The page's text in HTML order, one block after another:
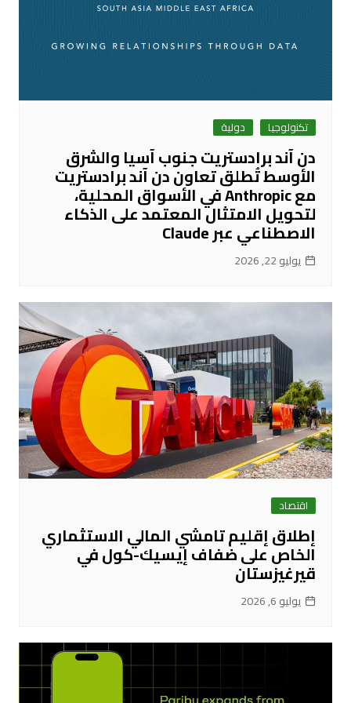
تكنولوجيا دولية
دن آند برادستريت جنوب آسيا والشرق
الأوسط تُطلق تعاون دن آند برادستريت
مع Anthropic في الأسواق المحلية،
لتحويل الامتثال المعتمد على الذكاء
الاصطناعي عبر Claude
يوليو 22, 2026
اقتصاد
إطلاق إقليم تامشي المالي الاستثماري
الخاص على ضفاف إيسيك-كول في
قيرغيزستان
يوليو 6, 2026